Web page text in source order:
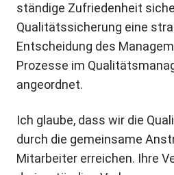
ständige Zufriedenheit
Qualitätssicherung eine
Entscheidung des
Prozesse im
angeordnet.
Ich glaube, dass wir die
durch die gemeinsame
Mitarbeiter erreichen. Ihre